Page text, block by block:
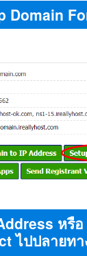
Domain
หรื
ไปปลายท